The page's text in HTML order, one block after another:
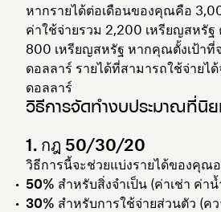
หากรายได้ต่อเดือนของคุณคือ
ค่าใช้จ่ายรวม 2,200 เหรียญสหรัฐ
800 เหรียญสหรัฐ หากคุณตั้งเป้าที่
ดอลลาร์ รายได้ที่สามารถใช้จ่าย
ดอลลาร์
วิธีการจัดทำงบประมาณที่นิ
1. กฎ 50/30/20
วิธีการนี้จะช่วยแบ่งรายได้ของคุณ
50% สำหรับสิ่งจำเป็น (ค่าเช่า ค่า
30% สำหรับการใช้จ่ายส่วนตัว (ค